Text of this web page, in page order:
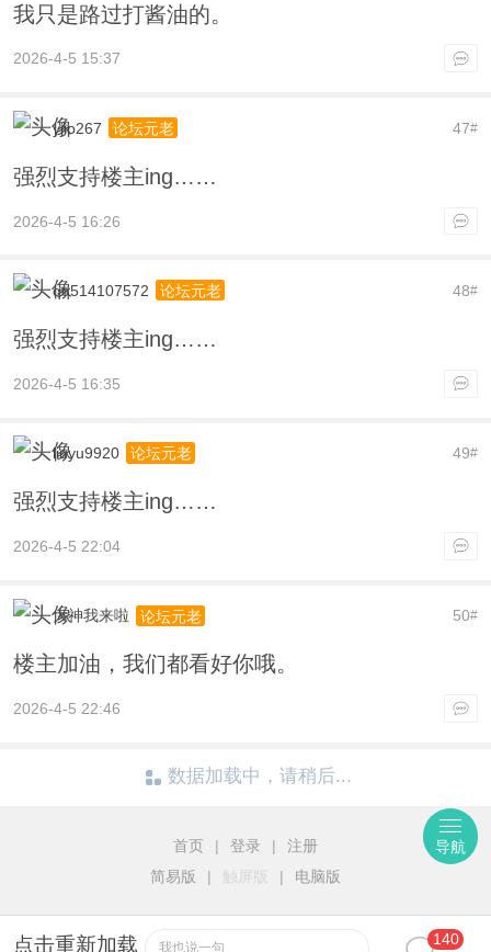
我只是路过打酱油的。
2026-4-5 15:37
47#
yjip267 论坛元老
强烈支持楼主ing……
2026-4-5 16:26
48#
qq514107572 论坛元老
强烈支持楼主ing……
2026-4-5 16:35
49#
liuyu9920 论坛元老
强烈支持楼主ing……
2026-4-5 22:04
50#
大神我来啦 论坛元老
楼主加油，我们都看好你哦。
2026-4-5 22:46
点击重新加载 我也说一句
140
数据加载中，请稍后...
首页 | 登录 |
注册
简易版
| 触屏版 | 电脑版
导航